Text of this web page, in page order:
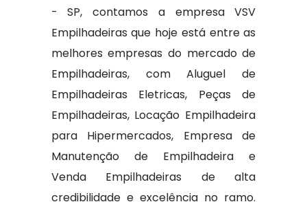
- SP, contamos a empresa VSV
Empilhadeiras que hoje está entre as
melhores empresas do mercado de
Empilhadeiras, com Aluguel de
Empilhadeiras Eletricas, Peças de
Empilhadeiras, Locação Empilhadeira
para Hipermercados, Empresa de
Manutenção de Empilhadeira e
Venda Empilhadeiras de alta
credibilidade e excelência no ramo.